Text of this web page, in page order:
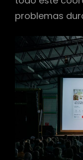
problemas